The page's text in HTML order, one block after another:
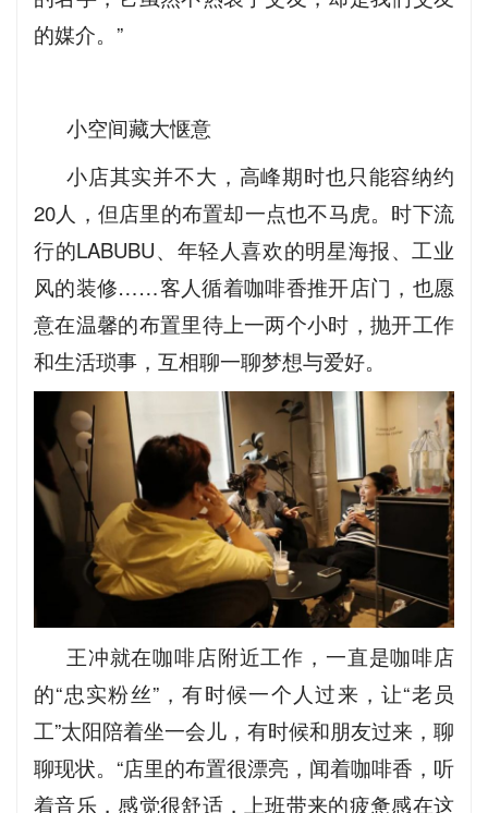
的媒介。”
小空间藏大惬意
小店其实并不大，高峰期时也只能容纳约
20人，但店里的布置却一点也不马虎。时下流
行的LABUBU、年轻人喜欢的明星海报、工业
风的装修……客人循着咖啡香推开店门，也愿
意在温馨的布置里待上一两个小时，抛开工作
和生活琐事，互相聊一聊梦想与爱好。
王冲就在咖啡店附近工作，一直是咖啡店
的“忠实粉丝”，有时候一个人过来，让“老员
工”太阳陪着坐一会儿，有时候和朋友过来，聊
聊现状。“店里的布置很漂亮，闻着咖啡香，听
着音乐，感觉很舒适，上班带来的疲惫感在这